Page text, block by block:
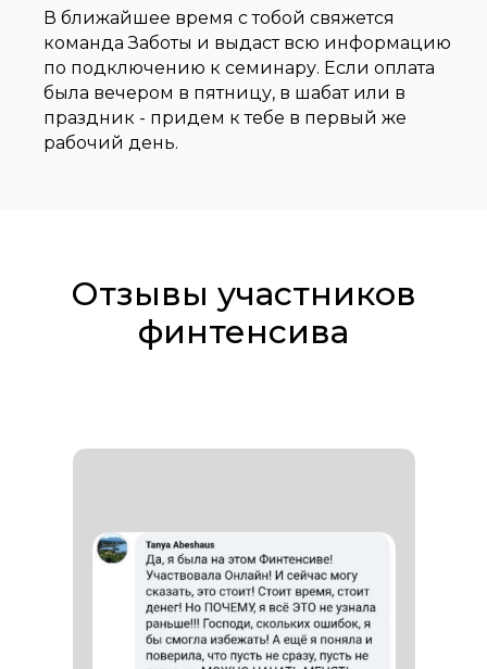
В ближайшее время с тобой свяжется
команда Заботы и выдаст всю информацию
по подключению к семинару. Если оплата
была вечером в пятницу, в шабат или в
праздник - придем к тебе в первый же
рабочий день.
Отзывы участников
финтенсива